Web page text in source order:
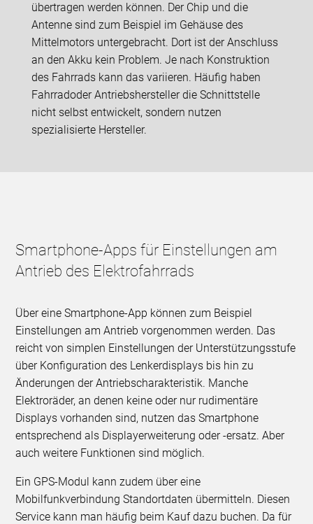
übertragen werden können. Der Chip und die
Antenne sind zum Beispiel im Gehäuse des
Mittelmotors untergebracht. Dort ist der Anschluss
an den Akku kein Problem. Je nach Konstruktion
des Fahrrads kann das variieren. Häufig haben
Fahrradoder Antriebshersteller die Schnittstelle
nicht selbst entwickelt, sondern nutzen
spezialisierte Hersteller.
Smartphone-Apps für Einstellungen am
Antrieb des Elektrofahrrads
Über eine Smartphone-App können zum Beispiel
Einstellungen am Antrieb vorgenommen werden. Das
reicht von simplen Einstellungen der Unterstützungsstufe
über Konfiguration des Lenkerdisplays bis hin zu
Änderungen der Antriebscharakteristik. Manche
Elektroräder, an denen keine oder nur rudimentäre
Displays vorhanden sind, nutzen das Smartphone
entsprechend als Displayerweiterung oder -ersatz. Aber
auch weitere Funktionen sind möglich.
Ein GPS-Modul kann zudem über eine
Mobilfunkverbindung Standortdaten übermitteln. Diesen
Service kann man häufig beim Kauf dazu buchen. Da für